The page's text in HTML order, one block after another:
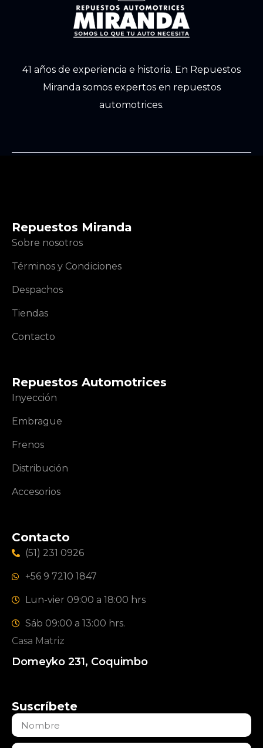
41 años de experiencia e historia. En Repuestos
Miranda somos expertos en repuestos
automotrices.
Repuestos Miranda
Sobre nosotros
Términos y Condiciones
Despachos
Tiendas
Contacto
Repuestos Automotrices
Inyección
Embrague
Frenos
Distribución
Accesorios
Contacto
(51) 231 0926
+56 9 7210 1847
Lun-vier 09:00 a 18:00 hrs
Sáb 09:00 a 13:00 hrs.
Casa Matriz
Domeyko 231, Coquimbo
Suscríbete